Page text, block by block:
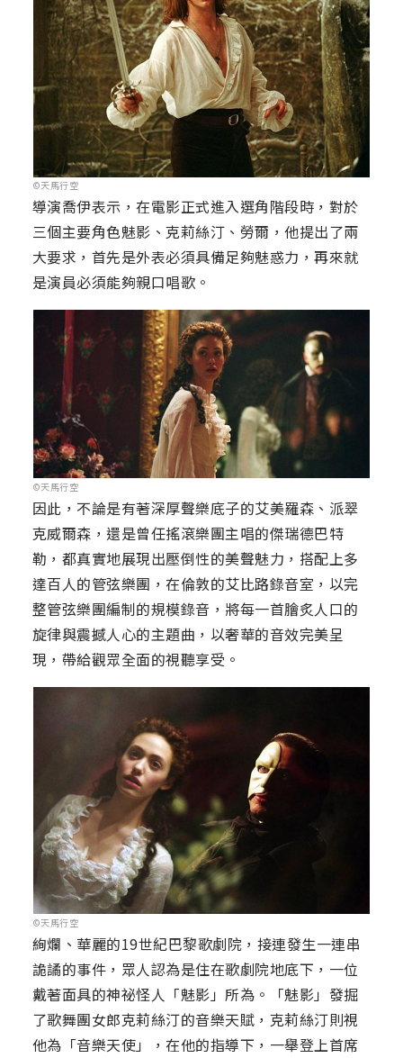
©天馬行空
導演喬伊表示，在電影正式進入選角階段時，對於
三個主要角色魅影、克莉絲汀、勞爾，他提出了兩
大要求，首先是外表必須具備足夠魅惑力，再來就
是演員必須能夠親口唱歌。
©天馬行空
因此，不論是有著深厚聲樂底子的艾美羅森、派翠
克威爾森，還是曾任搖滾樂團主唱的傑瑞德巴特
勒，都真實地展現出壓倒性的美聲魅力，搭配上多
達百人的管弦樂團，在倫敦的艾比路錄音室，以完
整管弦樂團編制的規模錄音，將每一首膾炙人口的
旋律與震撼人心的主題曲，以奢華的音效完美呈
現，帶給觀眾全面的視聽享受。
©天馬行空
絢爛、華麗的19世紀巴黎歌劇院，接連發生一連串
詭譎的事件，眾人認為是住在歌劇院地底下，一位
戴著面具的神祕怪人「魅影」所為。「魅影」發掘
了歌舞團女郎克莉絲汀的音樂天賦，克莉絲汀則視
他為「音樂天使」，在他的指導下，一舉登上首席